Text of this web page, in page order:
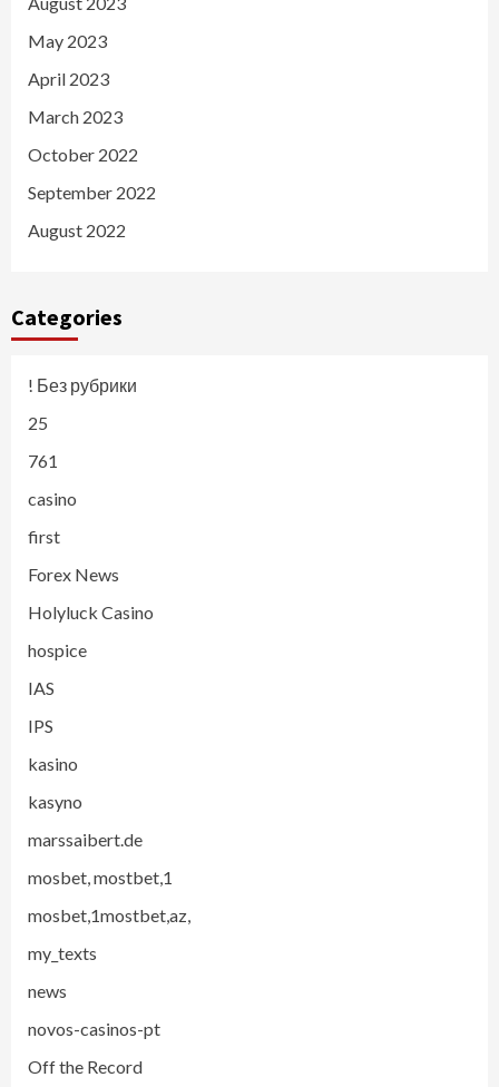
May 2023
April 2023
March 2023
October 2022
September 2022
August 2022
Categories
! Без рубрики
25
761
casino
first
Forex News
Holyluck Casino
hospice
IAS
IPS
kasino
kasyno
marssaibert.de
mosbet, mostbet,1
mosbet,1mostbet,az,
my_texts
news
novos-casinos-pt
Off the Record